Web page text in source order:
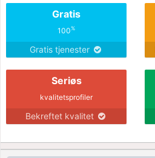
Gratis
100%
Gratis tjenester
Seriøs
kvalitetsprofiler
Bekreftet kvalitet